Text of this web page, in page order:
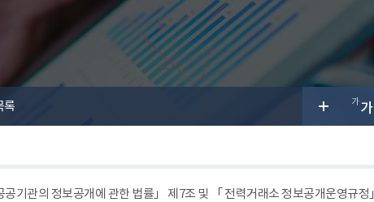
록
기관의 정보공개에 관한 법률」 제7조 및 「 전력거래소 정보공개운영규정」